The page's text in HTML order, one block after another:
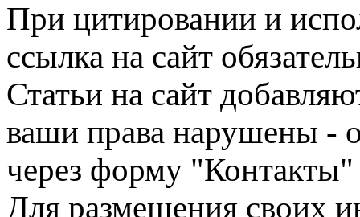
При цитировании и
ссылка на сайт
Статьи на сайт
ваши права нарушены -
через форму "Контакты"
Для размещения своих